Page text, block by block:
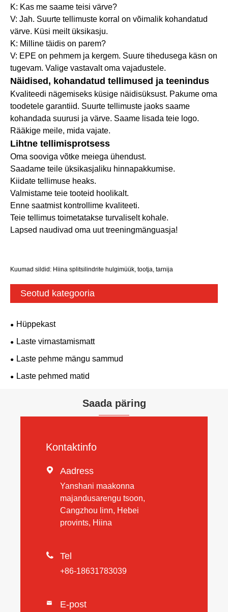
K: Kas me saame teisi värve?
V: Jah. Suurte tellimuste korral on võimalik kohandatud
värve. Küsi meilt üksikasju.
K: Milline täidis on parem?
V: EPE on pehmem ja kergem. Suure tihedusega käsn on
tugevam. Valige vastavalt oma vajadustele.
Näidised, kohandatud tellimused ja teenindus
Kvaliteedi nägemiseks küsige näidisüksust. Pakume oma
toodetele garantiid. Suurte tellimuste jaoks saame
kohandada suurusi ja värve. Saame lisada teie logo.
Rääkige meile, mida vajate.
Lihtne tellimisprotsess
Oma sooviga võtke meiega ühendust.
Saadame teile üksikasjaliku hinnapakkumise.
Kiidate tellimuse heaks.
Valmistame teie tooteid hoolikalt.
Enne saatmist kontrollime kvaliteeti.
Teie tellimus toimetatakse turvaliselt kohale.
Lapsed naudivad oma uut treeningmänguasja!
Kuumad sildid: Hiina splitsilindrite hulgimüük, tootja, tarnija
Seotud kategooria
Hüppekast
Laste virnastamismatt
Laste pehme mängu sammud
Laste pehmed matid
Saada päring
Kontaktinfo
 Aadress
Yanshani maakonna
majandusarengu tsoon,
Cangzhou linn, Hebei
provints, Hiina
 Tel
+86-18631783039
 E-post